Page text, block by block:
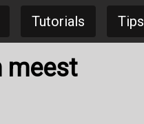
Tutorials Tips
meest